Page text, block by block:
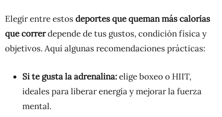
Elegir entre estosdeportes que queman más calorías
que correrdepende de tus gustos, condición física y
objetivos. Aquí algunas recomendaciones prácticas:
Si te gusta la adrenalina:elige boxeo o HIIT,
ideales para liberar energía y mejorar la fuerza
mental.